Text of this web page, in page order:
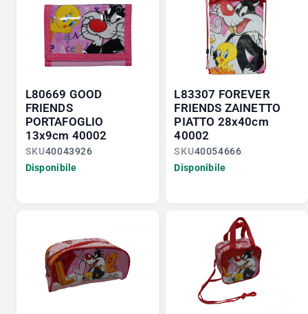
L80669 GOOD
FRIENDS
PORTAFOGLIO
13x9cm 40002
SKU40043926
Disponibile
L83307 FOREVER
FRIENDS ZAINETTO
PIATTO 28x40cm
40002
SKU40054666
Disponibile